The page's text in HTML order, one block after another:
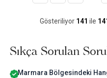
Gösteriliyor 141 ile
Sıkça Sorulan
Marmara Bölgesindeki